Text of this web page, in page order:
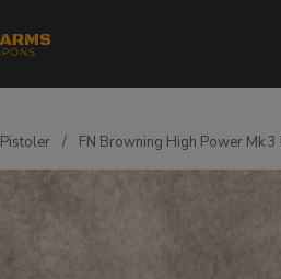
Pistoler / FN Browning High Power Mk